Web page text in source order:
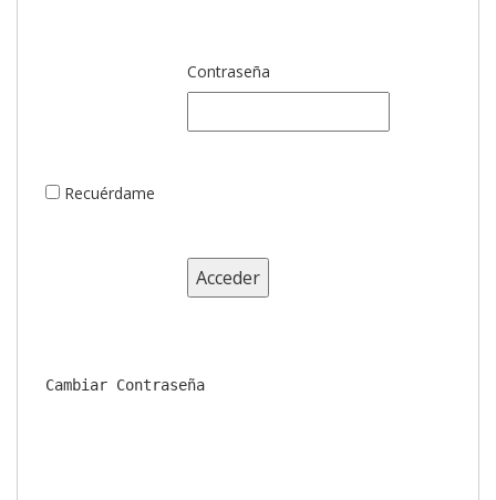
Contraseña
Recuérdame
Cambiar Contraseña